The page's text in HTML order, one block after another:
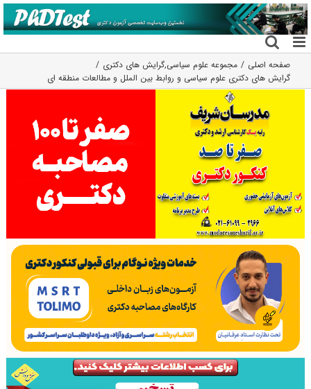
رفتن
به
محتوا
صفحه اصلی مجموعه علوم سیاسی,گرایش های دکتری
گرایش های دکتری ﻋﻠﻮم ﺳﻴﺎسی و رواﺑﻂ بین اﻟﻤﻠﻞ و مطالعات منطقه ای